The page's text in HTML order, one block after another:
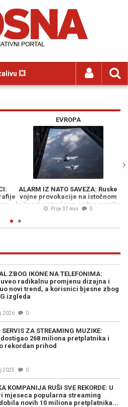
💥
EVROPA
ALARM IZ NATO SAVEZA: Ruske
vojne provokacije na istočnom
krilu udvostručene, jedna zemlja
na udaru...
Prije 37 min 0
ZBOG IKONE NA TELEFONIMA:
radikalnu promjenu dizajna i
novi trend, a korisnici bjesne zbog
izgleda
2026 0
SERVIS ZA STREAMING MUZIKE:
268 miliona pretplatnika i
rekordan prihod
2025 0
KOMPANIJA RUŠI SVE REKORDE: U
mjeseca popularna streaming
novih 10 miliona pretplatnika...